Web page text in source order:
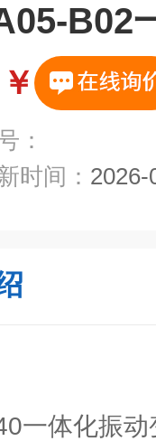
B02
￥
：
时间： 2026-
一体化振动